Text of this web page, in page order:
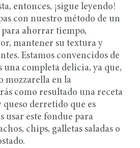
entonces, ¡sigue leyendo!
con nuestro método de un
para ahorrar tiempo,
mantener su textura y
Estamos convencidos de
una completa delicia, ya que,
mozzarella en la
como resultado una receta
queso derretido que es
usar este fondue para
chips, galletas saladas o